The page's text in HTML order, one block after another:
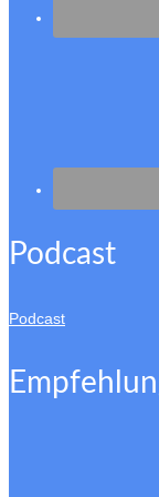
Podcast
Podcast